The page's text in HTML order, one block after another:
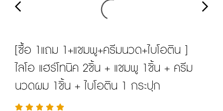
[ซื้อ 1แถม 1+แชมพู+ครีมนวด+ไบโอติน ]
ไลโอ แฮร์โทนิค 2ชิ้น + แชมพู 1ชิ้น + ครีม
นวดผม 1ชิ้น + ไบโอติน 1 กระปุก